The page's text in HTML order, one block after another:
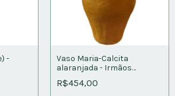
-
Vaso Maria-Calcita
alaranjada - Irmãos
Santiago
R$454,00